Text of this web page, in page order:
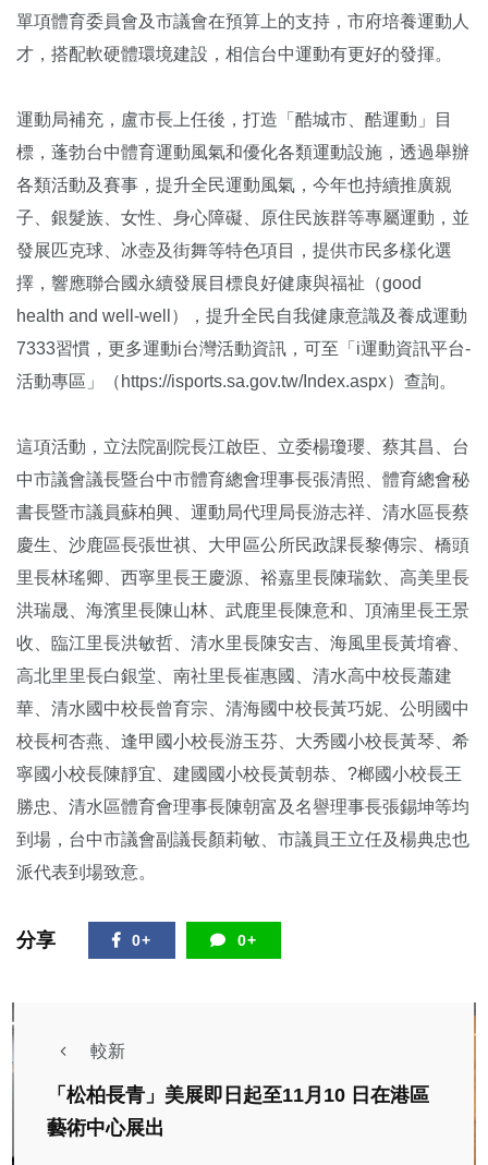
單項體育委員會及市議會在預算上的支持，市府培養運動人
才，搭配軟硬體環境建設，相信台中運動有更好的發揮。
運動局補充，盧市長上任後，打造「酷城市、酷運動」目
標，蓬勃台中體育運動風氣和優化各類運動設施，透過舉辦
各類活動及賽事，提升全民運動風氣，今年也持續推廣親
子、銀髮族、女性、身心障礙、原住民族群等專屬運動，並
發展匹克球、冰壺及街舞等特色項目，提供市民多樣化選
擇，響應聯合國永續發展目標良好健康與福祉（good
health and well-well），提升全民自我健康意識及養成運動
7333習慣，更多運動i台灣活動資訊，可至「i運動資訊平台-
活動專區」（https://isports.sa.gov.tw/Index.aspx）查詢。
這項活動，立法院副院長江啟臣、立委楊瓊瓔、蔡其昌、台
中市議會議長暨台中市體育總會理事長張清照、體育總會秘
書長暨市議員蘇柏興、運動局代理局長游志祥、清水區長蔡
慶生、沙鹿區長張世祺、大甲區公所民政課長黎傳宗、橋頭
里長林瑤卿、西寧里長王慶源、裕嘉里長陳瑞欽、高美里長
洪瑞晟、海濱里長陳山林、武鹿里長陳意和、頂湳里長王景
收、臨江里長洪敏哲、清水里長陳安吉、海風里長黃堉睿、
高北里里長白銀堂、南社里長崔惠國、清水高中校長蕭建
華、清水國中校長曾育宗、清海國中校長黃巧妮、公明國中
校長柯杏燕、逢甲國小校長游玉芬、大秀國小校長黃琴、希
寧國小校長陳靜宜、建國國小校長黃朝恭、?榔國小校長王
勝忠、清水區體育會理事長陳朝富及名譽理事長張錫坤等均
到場，台中市議會副議長顏莉敏、市議員王立任及楊典忠也
派代表到場致意。
分享 0+ 0+
較新
「松柏長青」美展即日起至11月10 日在港區
藝術中心展出